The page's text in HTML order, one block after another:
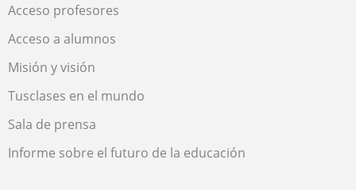
Acceso profesores
Acceso a alumnos
Misión y visión
Tusclases en el mundo
Sala de prensa
Informe sobre el futuro de la educación